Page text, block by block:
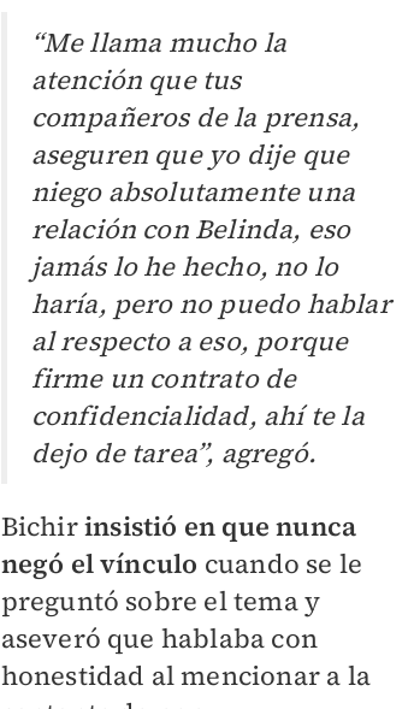
“Me llama mucho la
atención que tus
compañeros de la prensa,
aseguren que yo dije que
niego absolutamente una
relación con Belinda, eso
jamás lo he hecho, no lo
haría, pero no puedo hablar
al respecto a eso, porque
firme un contrato de
confidencialidad, ahí te la
dejo de tarea”, agregó.
Bichirinsistió en que nunca
negó el vínculo cuando se le
preguntó sobre el tema y
aseveró que hablaba con
honestidad al mencionar a la